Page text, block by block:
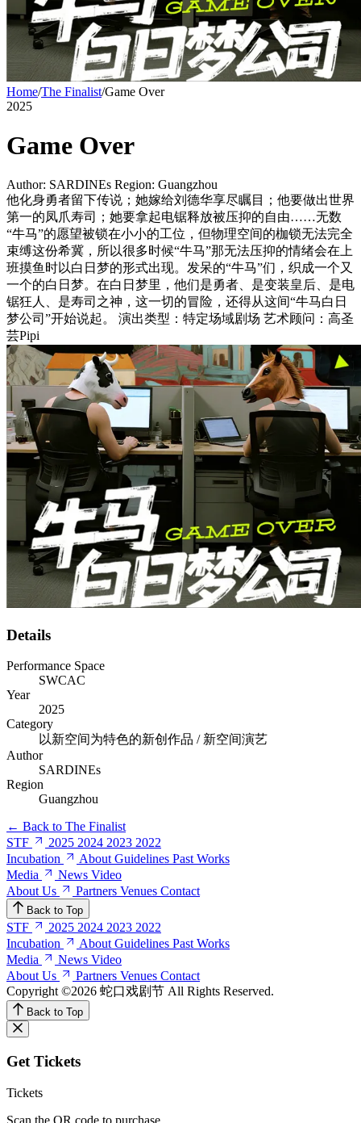
Home/The Finalist/Game Over
2025
Game Over
Author: SARDINEs Region: Guangzhou
他化身勇者留下传说；她嫁给刘德华享尽瞩目；他要做出世界
第一的凤爪寿司；她要拿起电锯释放被压抑的自由……无数
“牛马”的愿望被锁在小小的工位，但物理空间的枷锁无法完全
束缚这份希冀，所以很多时候“牛马”那无法压抑的情绪会在上
班摸鱼时以白日梦的形式出现。发呆的“牛马”们，织成一个又
一个的白日梦。在白日梦里，他们是勇者、是变装皇后、是电
锯狂人、是寿司之神，这一切的冒险，还得从这间“牛马白日
梦公司”开始说起。 演出类型：特定场域剧场 艺术顾问：高圣
芸Pipi
Details
Performance Space
SWCAC
Year
2025
Category
以新空间为特色的新创作品 / 新空间演艺
Author
SARDINEs
Region
Guangzhou
← Back to The Finalist
STF
2025 2024 2023 2022
Incubation
About Guidelines Past Works
Media
News Video
About Us
Partners Venues Contact
Back to Top
STF 2025 2024 2023 2022
Incubation
About Guidelines Past Works
Media
News Video
About Us
Partners Venues Contact
Copyright ©2026 蛇口戏剧节 All Rights Reserved.
Back to Top
Get Tickets
Tickets
Scan the QR code to purchase